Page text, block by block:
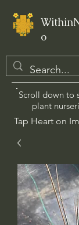
o
Scroll down to
plant
Tap Heart on